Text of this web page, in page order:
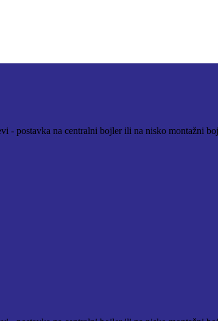
- postavka na centralni bojler ili na nisko montažni